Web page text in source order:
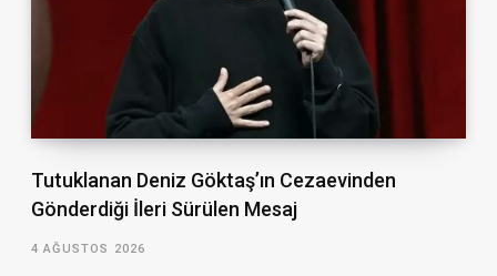
Tutuklanan Deniz Göktaş’ın Cezaevinden
Gönderdiği İleri Sürülen Mesaj
4 AĞUSTOS 2026